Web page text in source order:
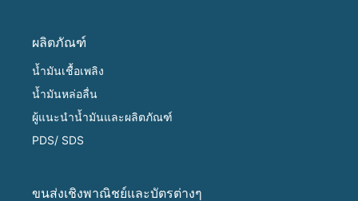
ผลิตภัณฑ์
น้ำมันเชื้อเพลิง
น้ำมันหล่อลื่น
ผู้แนะนำน้ำมันและผลิตภัณฑ์
PDS/ SDS
ขนส่งเชิงพาณิชย์และบัตรต่างๆ